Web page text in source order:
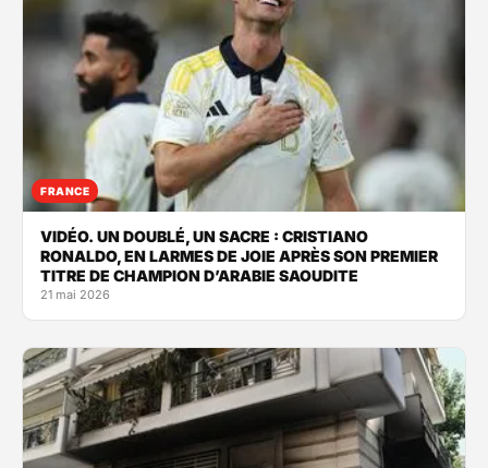
FRANCE
VIDÉO. UN DOUBLÉ, UN SACRE : CRISTIANO
RONALDO, EN LARMES DE JOIE APRÈS SON PREMIER
TITRE DE CHAMPION D’ARABIE SAOUDITE
21 mai 2026